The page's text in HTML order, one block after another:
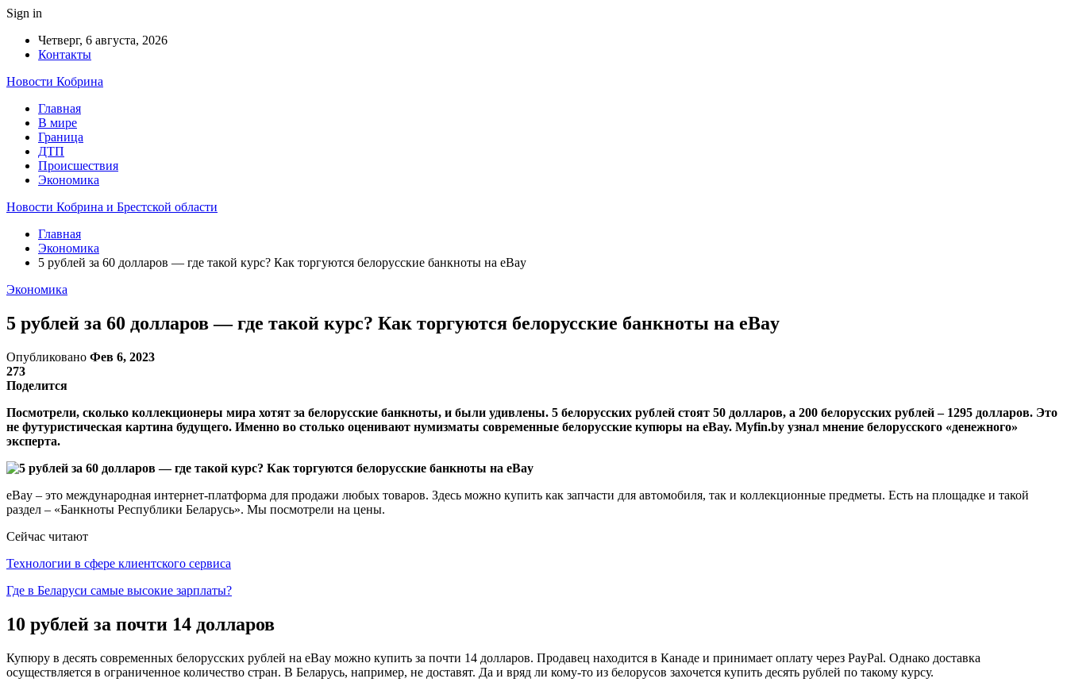
Sign in
Четверг, 6 августа, 2026
Контакты
Новости Кобрина
Главная
В мире
Граница
ДТП
Происшествия
Экономика
Новости Кобрина и Брестской области
Главная
Экономика
5 рублей за 60 долларов — где такой курс? Как торгуются белорусские банкноты на eBay
Экономика
5 рублей за 60 долларов — где такой курс? Как торгуются белорусские банкноты на eBay
Опубликовано Фев 6, 2023
273
Поделится
Посмотрели, сколько коллекционеры мира хотят за белорусские банкноты, и были удивлены. 5 белорусских рублей стоят 50 долларов, а 200 белорусских рублей – 1295 долларов. Это
не футуристическая картина будущего. Именно во столько оценивают нумизматы современные белорусские купюры на eBay. Myfin.by узнал мнение белорусского «денежного»
эксперта.
eBay – это международная интернет-платформа для продажи любых товаров. Здесь можно купить как запчасти для автомобиля, так и коллекционные предметы. Есть на площадке и такой
раздел – «Банкноты Республики Беларусь». Мы посмотрели на цены.
Сейчас читают
Технологии в сфере клиентского сервиса
Где в Беларуси самые высокие зарплаты?
10 рублей за почти 14 долларов
Купюру в десять современных белорусских рублей на еBay можно купить за почти 14 долларов. Продавец находится в Канаде и принимает оплату через PayPal. Однако доставка
осуществляется в ограниченное количество стран. В Беларусь, например, не доставят. Да и вряд ли кому-то из белорусов захочется купить десять рублей по такому курсу.